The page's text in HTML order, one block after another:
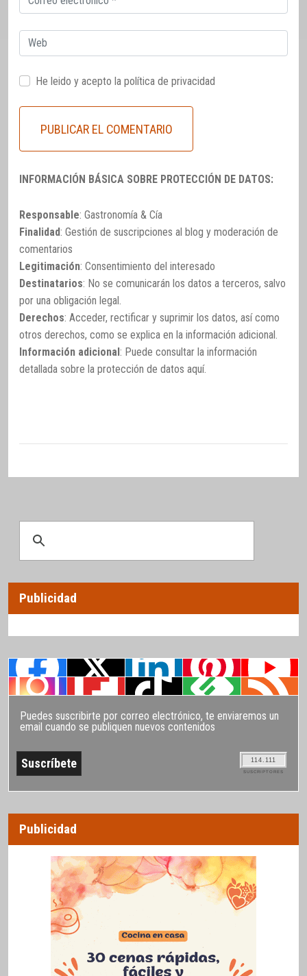
electrónico
Web
He leido y acepto la política de privacidad
INFORMACIÓN BÁSICA SOBRE PROTECCIÓN DE DATOS:
Responsable: Gastronomía & Cía
Finalidad: Gestión de suscripciones al blog y moderación de
comentarios
Legitimación: Consentimiento del interesado
Destinatarios: No se comunicarán los datos a terceros, salvo
por una obligación legal.
Derechos: Acceder, rectificar y suprimir los datos, así como
otros derechos, como se explica en la información adicional.
Información adicional: Puede consultar la información
detallada sobre la protección de datos aquí.
Publicidad
Puedes suscribirte por correo electrónico, te enviaremos un
email cuando se publiquen nuevos contenidos
114.111
SUSCRIPTORES
Publicidad